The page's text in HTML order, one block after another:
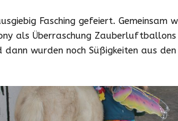
Zeiten und Beiträge
2025/2026
Fasching gefeiert. Gemeinsam
als Überraschung
wurden noch Süßigkeiten aus